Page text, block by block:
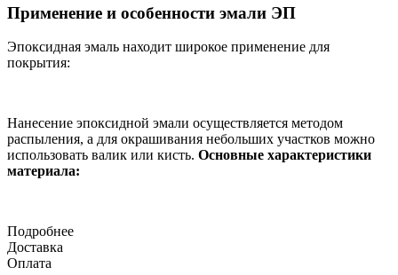
Применение и особенности эмали ЭП
Эпоксидная эмаль находит широкое применение для
покрытия:
Нанесение эпоксидной эмали осуществляется методом
распыления, а для окрашивания небольших участков можно
использовать валик или кисть. Основные характеристики
материала:
Подробнее
Доставка
Оплата